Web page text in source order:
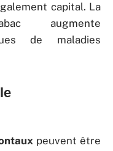
capital. La
augmente
de maladies
peuvent être